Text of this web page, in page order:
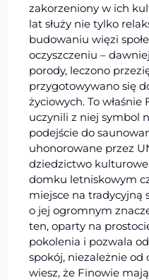
zakorzeniony w ich
lat służy nie tylko
budowaniu więzi
oczyszczeniu –
porody, leczono
przygotowywano się
życiowych. To
uczynili z niej symbol
podejście do
uhonorowane przez
dziedzictwo
domku letniskowym
miejsce na tradycyjną
o jej ogromnym
ten, oparty na
pokolenia i pozwala
spokój, niezależnie od
wiesz, że Finowie